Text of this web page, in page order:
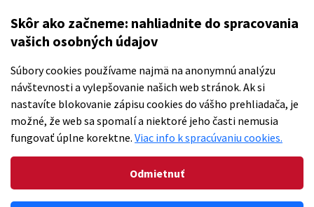
Skôr ako začneme: nahliadnite do spracovania
vašich osobných údajov
Súbory cookies používame najmä na anonymnú analýzu
návštevnosti a vylepšovanie našich web stránok. Ak si
nastavíte blokovanie zápisu cookies do vášho prehliadača, je
možné, že web sa spomalí a niektoré jeho časti nemusia
fungovať úplne korektne. Viac info k spracúvaniu cookies.
Odmietnuť